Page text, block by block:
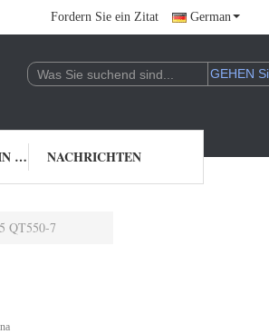
Fordern Sie ein Zitat German
FORDERN SIE EIN ZITAT NACHRICHTEN
QT550-7